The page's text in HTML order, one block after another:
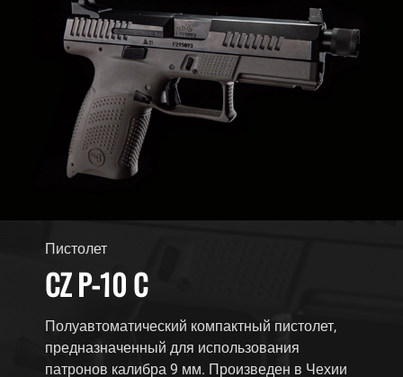
Пистолет
CZ P-10 C
Полуавтоматический компактный пистолет,
предназначенный для использования
патронов калибра 9 мм. Произведен в Чехии